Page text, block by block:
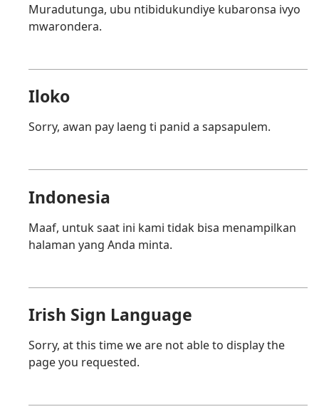
Muradutunga, ubu ntibidukundiye kubaronsa ivyo
mwarondera.
Iloko
Sorry, awan pay laeng ti panid a sapsapulem.
Indonesia
Maaf, untuk saat ini kami tidak bisa menampilkan
halaman yang Anda minta.
Irish Sign Language
Sorry, at this time we are not able to display the
page you requested.